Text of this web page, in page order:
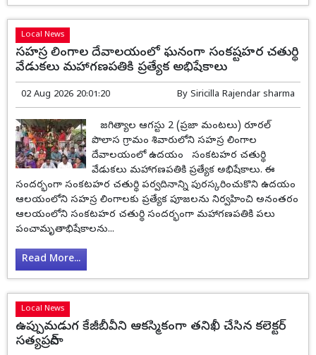
Local News
సహస్ర లింగాల దేవాలయంలో ఘనంగా సంకష్టహర చతుర్థి
వేడుకలు మహాగణపతికి ప్రత్యేక అభిషేకాలు
02 Aug 2026 20:01:20 By Siricilla Rajendar sharma
జగిత్యాల ఆగస్టు 2 (ప్రజా మంటలు) రూరల్
పొలాస గ్రామం శివారులోని సహస్ర లింగాల
దేవాలయంలో ఉదయం సంకటహర చతుర్థి
వేడుకలు మహాగణపతికి ప్రత్యేక అభిషేకాలు. ఈ
సందర్భంగా సంకటహర చతుర్థి పర్వదినాన్ని పురస్కరించుకొని ఉదయం
ఆలయంలోని సహస్ర లింగాలకు ప్రత్యేక పూజలను నిర్వహించి అనంతరం
ఆలయంలోని సంకటహర చతుర్థి సందర్భంగా మహాగణపతికి పలు
పంచామృతాభిషేకాలను...
Read More...
Local News
ఉప్పుమడుగ కేజీబీవీని ఆకస్మికంగా తనిఖీ చేసిన కలెక్టర్
సత్యప్రసాద్